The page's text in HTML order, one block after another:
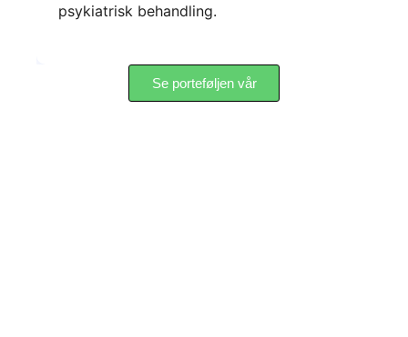
psykiatrisk behandling.
Se porteføljen vår